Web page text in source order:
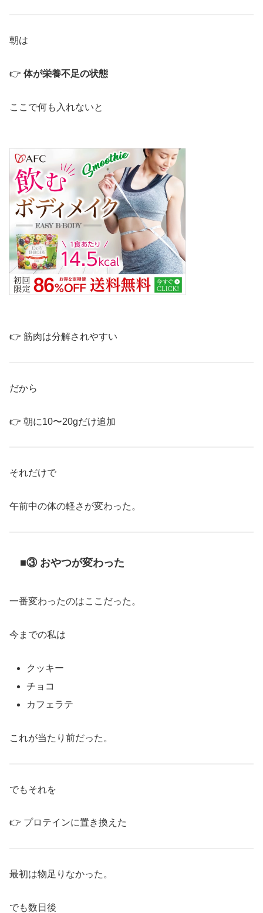
朝は
👉 体が栄養不足の状態
ここで何も入れないと
👉 筋肉は分解されやすい
だから
👉 朝に10〜20gだけ追加
それだけで
午前中の体の軽さが変わった。
■③ おやつが変わった
一番変わったのはここだった。
今までの私は
クッキー
チョコ
カフェラテ
これが当たり前だった。
でもそれを
👉 プロテインに置き換えた
最初は物足りなかった。
でも数日後